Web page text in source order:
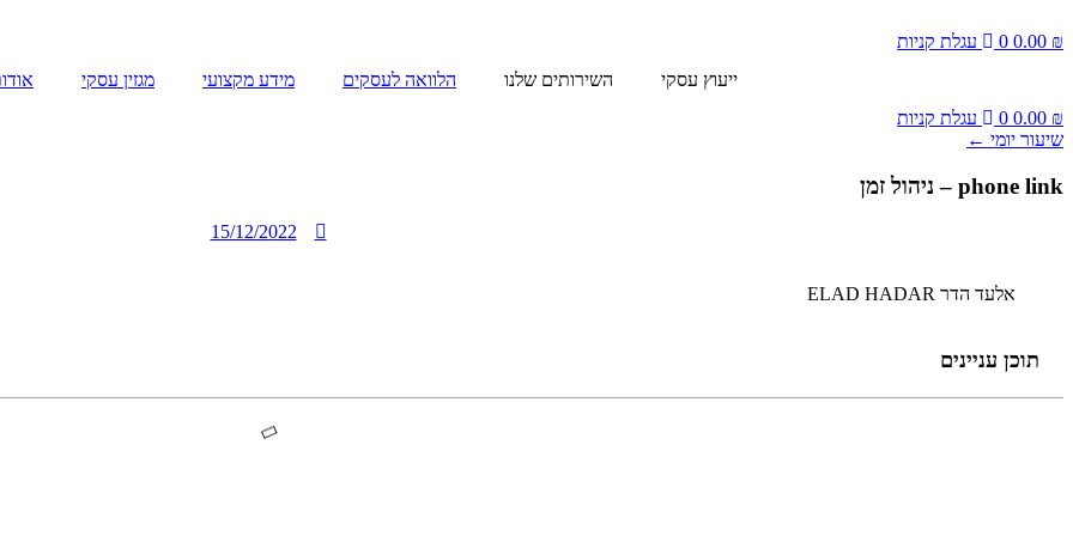
לתוכן0.00 ₪
0
עגלת קניות
ייעוץ עסקי
השירותים שלנו הלוואה לעסקים מידע מקצועי מגזין עסקי
0.00 ₪
0
עגלת קניות
שיעור יומי ←
phone link – ניהול זמן
15/12/2022
אלעד הדר ELAD HADAR
תוכן עניינים